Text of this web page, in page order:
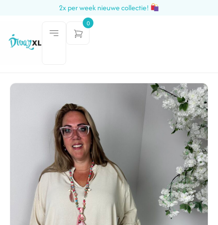
2x per week nieuwe collectie!
0